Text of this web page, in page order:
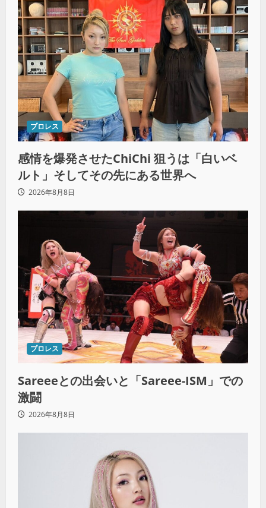
プロレス
感情を爆発させたChiChi 狙うは「白いベ
ルト」そしてその先にある世界へ
2026年8月8日
プロレス
Sareeeとの出会いと「Sareee-ISM」での
激闘
2026年8月8日